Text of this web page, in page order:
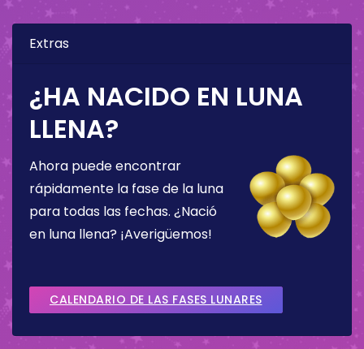
Extras
¿HA NACIDO EN LUNA
LLENA?
Ahora puede encontrar
rápidamente la fase de la luna
para todas las fechas. ¿Nació
en luna llena? ¡Averigüemos!
CALENDARIO DE LAS FASES LUNARES